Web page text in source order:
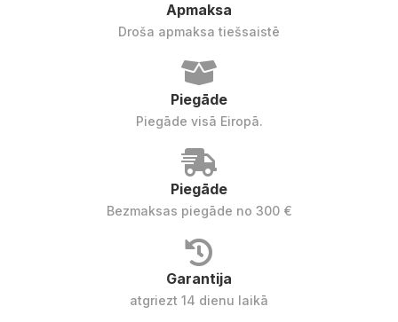
Apmaksa
Droša apmaksa tiešsaistē
Piegāde
Piegāde visā Eiropā.
Piegāde
Bezmaksas piegāde no 300 €
Garantija
atgriezt 14 dienu laikā